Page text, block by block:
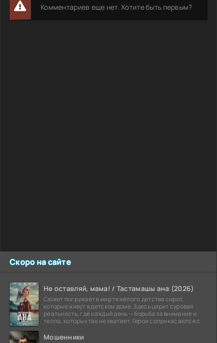
Скоро на сайте
Не оставляй, мама! / Тастамашы ана (2026)
Сюжет погружает в мир тяжёлого детства сирот,
которые живут в детском доме. Здесь царит суровая
реальность, где каждый день — борьба за внимание и
тепло, которых так не хватает. Герои соприкасаются с
Мошенники
Комментариев еще нет. Хотите быть первым?